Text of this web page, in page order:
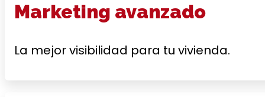
Marketing avanzado
La mejor visibilidad para tu vivienda.